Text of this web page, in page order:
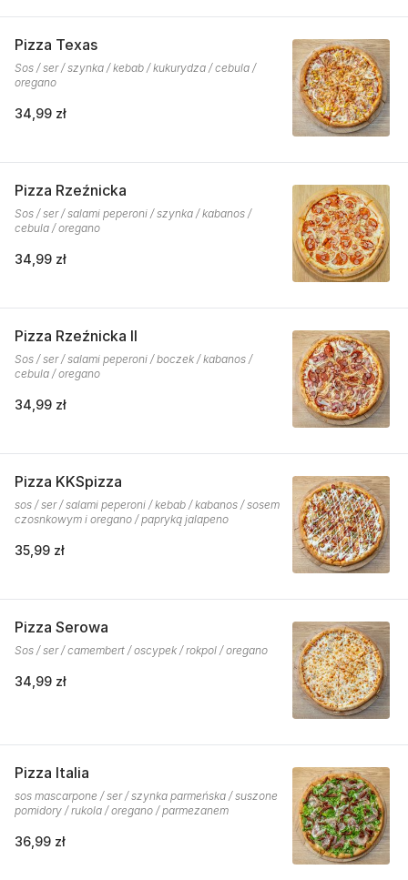
Pizza Texas
Sos / ser / szynka / kebab / kukurydza / cebula /
oregano
34,99 zł
Pizza Rzeźnicka
Sos / ser / salami peperoni / szynka / kabanos /
cebula / oregano
34,99 zł
Pizza Rzeźnicka II
Sos / ser / salami peperoni / boczek / kabanos /
cebula / oregano
34,99 zł
Pizza KKSpizza
sos / ser / salami peperoni / kebab / kabanos / sosem
czosnkowym i oregano / papryką jalapeno
35,99 zł
Pizza Serowa
Sos / ser / camembert / oscypek / rokpol / oregano
34,99 zł
Pizza Italia
sos mascarpone / ser / szynka parmeńska / suszone
pomidory / rukola / oregano / parmezanem
36,99 zł